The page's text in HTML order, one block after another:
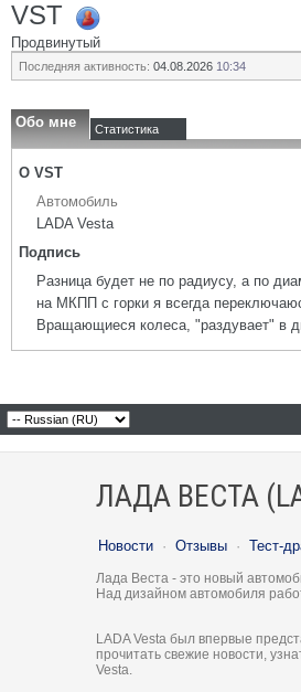
VST
Продвинутый
Последняя активность: 04.08.2026 10:34
Обо мне Статистика
О VST
Автомобиль
LADA Vesta
Подпись
Разница будет не по радиусу, а по
на МКПП с горки я всегда
Вращающиеся колеса, "раздувает" в
ЛАДА ВЕСТА
Новости · Отзывы · Тест-
Лада Веста - это новый
Над дизайном автомобиля
LADA Vesta был впервые
прочитать свежие новости,
Vesta.